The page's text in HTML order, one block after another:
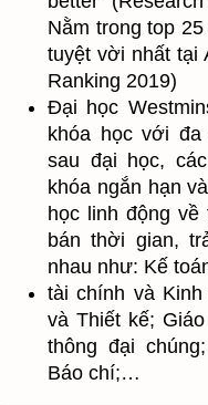
Nằm trong top
tuyệt vời nhất tại
Ranking 2019)
Đại học
khóa học với
sau đại học,
khóa ngắn hạn
học linh động
bán thời gian,
nhau như: Kế
tài chính và
và Thiết kế;
thông đại
Báo chí;…